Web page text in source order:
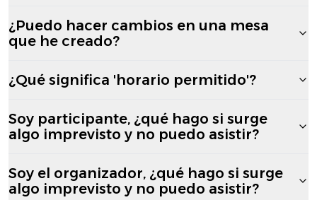
¿Puedo hacer cambios en una mesa
que he creado?
¿Qué significa 'horario permitido'?
Soy participante, ¿qué hago si surge
algo imprevisto y no puedo asistir?
Soy el organizador, ¿qué hago si surge
algo imprevisto y no puedo asistir?